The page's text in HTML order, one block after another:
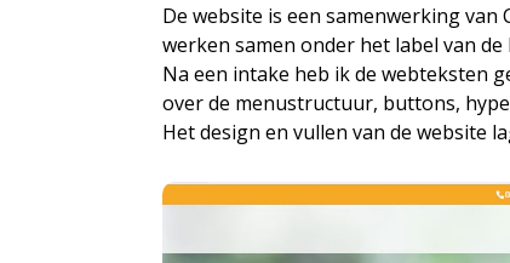
De website is een samenwerking van
werken samen onder het label van de
Na een intake heb ik de webteksten
over de menustructuur, buttons,
Het design en vullen van de website